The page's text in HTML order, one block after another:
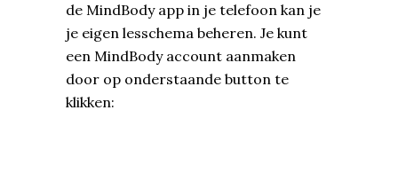
de MindBody app in je telefoon kan je
je eigen lesschema beheren. Je kunt
een MindBody account aanmaken
door op onderstaande button te
klikken: